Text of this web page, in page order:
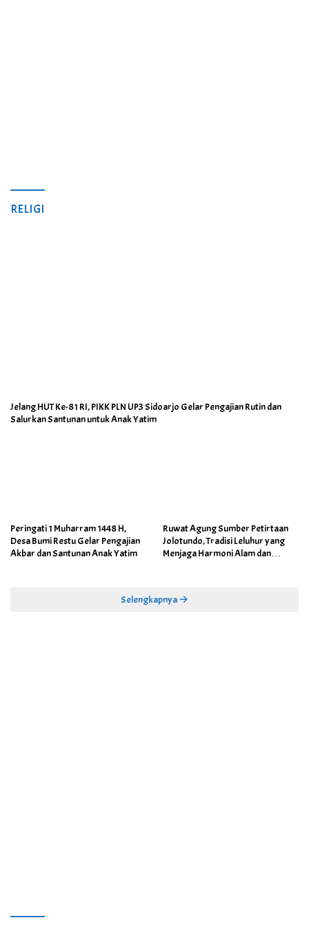
RELIGI
Jelang HUT Ke-81 RI, PIKK PLN UP3 Sidoarjo Gelar Pengajian Rutin dan
Salurkan Santunan untuk Anak Yatim
Peringati 1 Muharram 1448 H,
Desa Bumi Restu Gelar Pengajian
Akbar dan Santunan Anak Yatim
Ruwat Agung Sumber Petirtaan
Jolotundo, Tradisi Leluhur yang
Menjaga Harmoni Alam dan
Selengkapnya